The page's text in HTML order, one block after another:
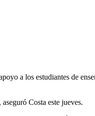
a los estudiantes de
Costa este jueves.